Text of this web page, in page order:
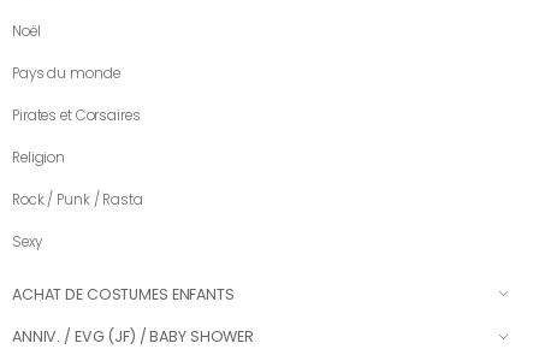
Noël
Pays du monde
Pirates et Corsaires
Religion
Rock / Punk / Rasta
Sexy
ACHAT DE COSTUMES ENFANTS
ANNIV. / EVG (JF) / BABY SHOWER